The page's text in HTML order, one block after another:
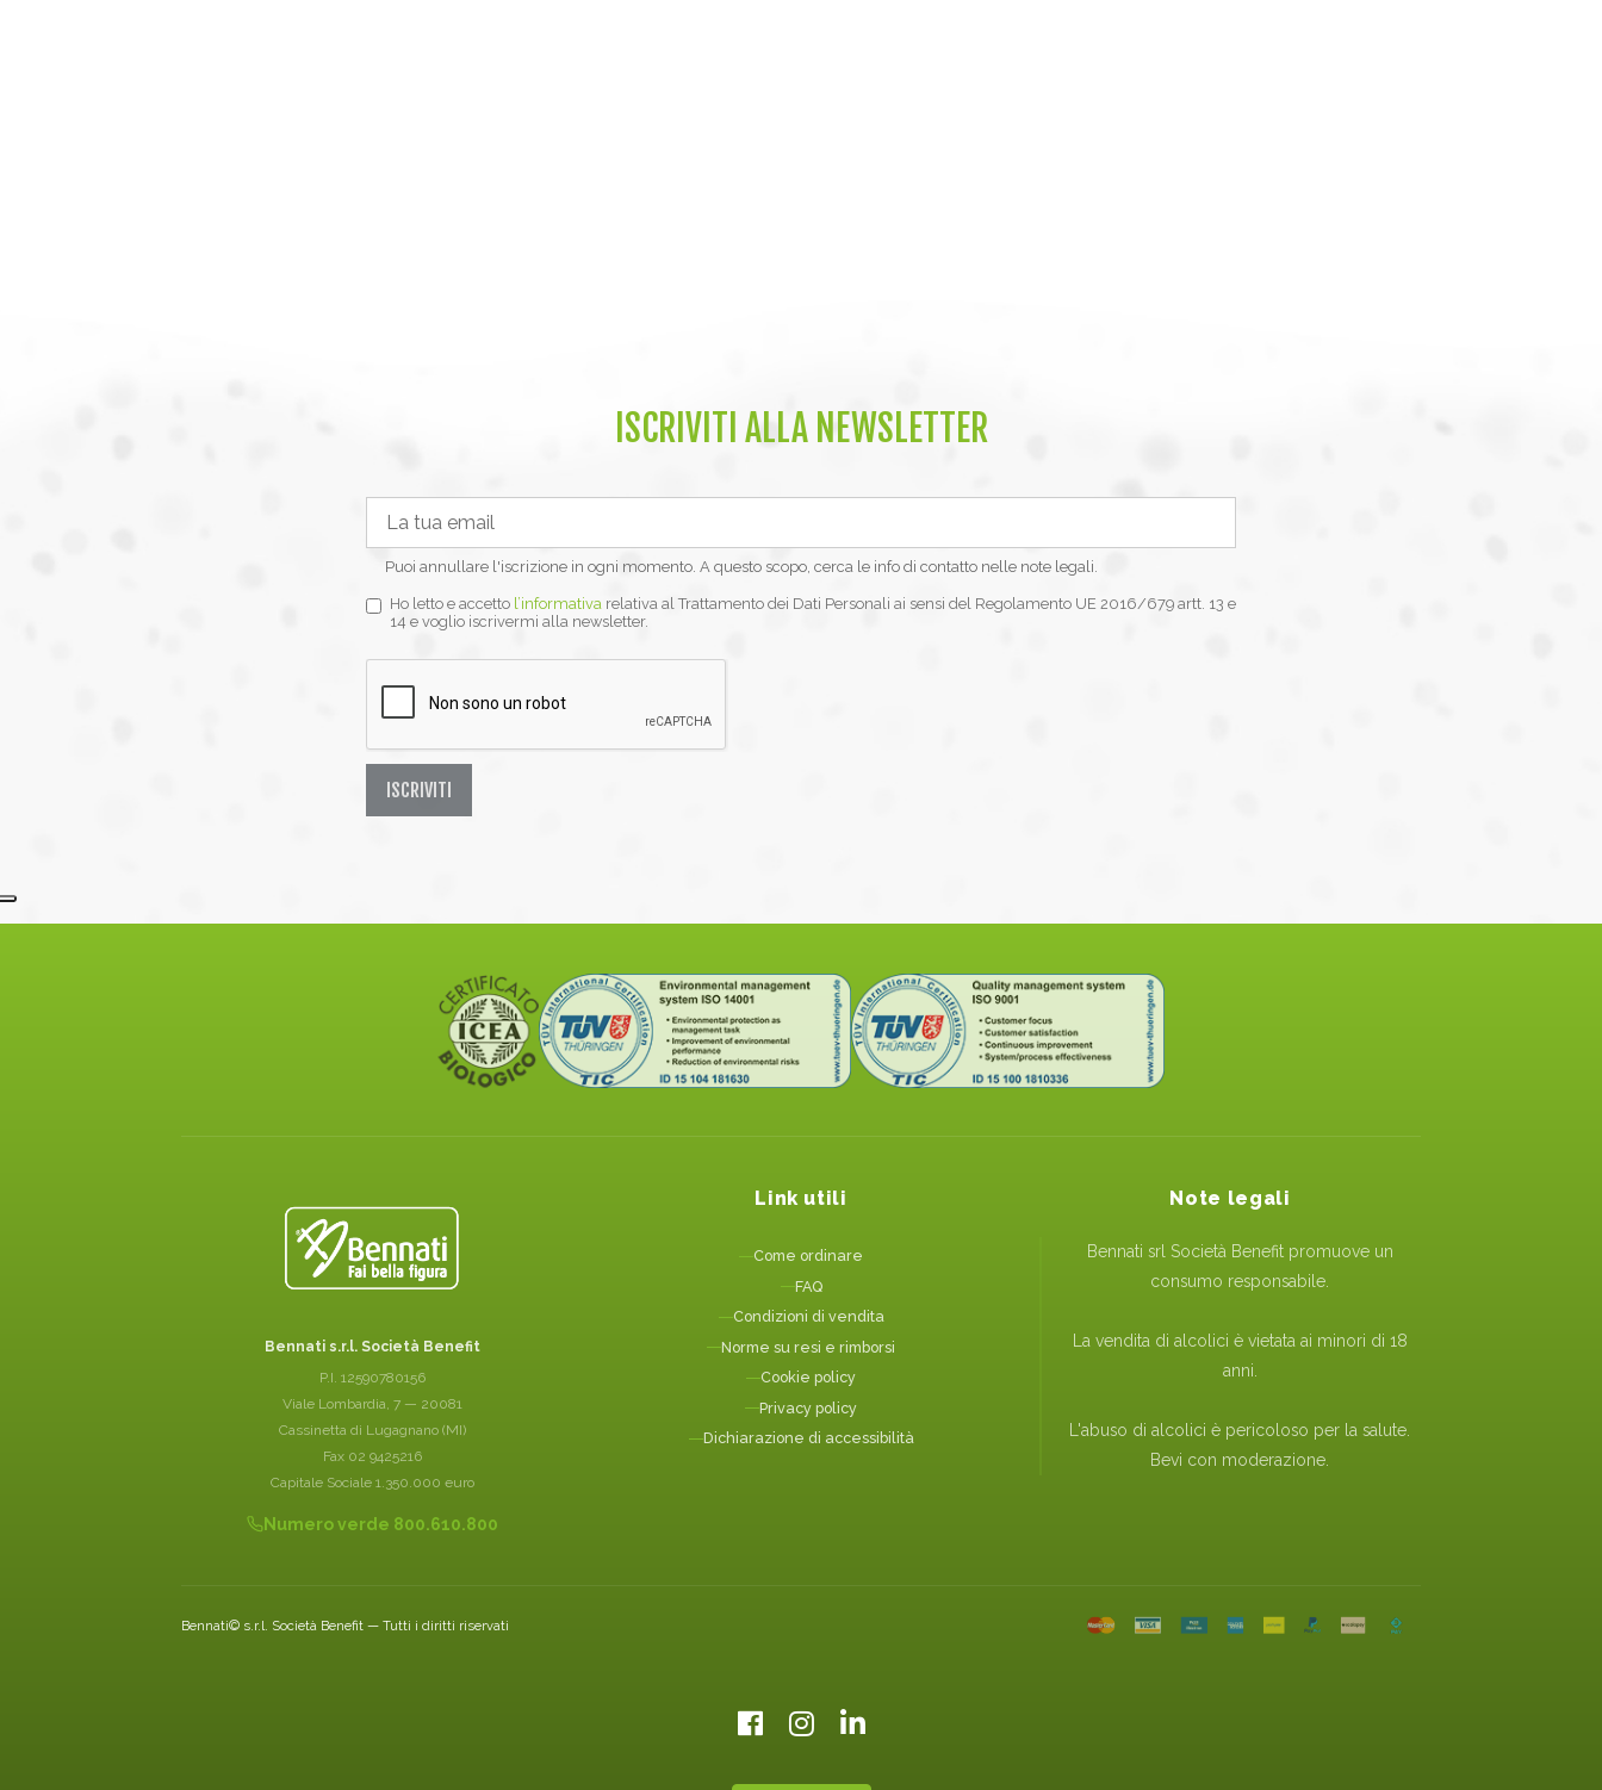
ISCRIVITI ALLA NEWSLETTER
Puoi annullare l'iscrizione in ogni momento. A questo scopo, cerca le info di contatto nelle note legali.
Ho letto e accetto l’informativarelativa al Trattamento dei Dati Personali ai sensi del Regolamento UE 2016/679 artt. 13 e
14 e voglio iscrivermi alla newsletter.
ISCRIVITI
Bennati s.r.l. Società Benefit
P.I. 12590780156
Viale Lombardia, 7 — 20081
Cassinetta di Lugagnano (MI)
Fax 02 9425216
Capitale Sociale 1.350.000 euro
Numero verde 800.610.800
Link utili
Come ordinare
FAQ
Condizioni di vendita
Norme su resi e rimborsi
Cookie policy
Privacy policy
Dichiarazione di accessibilità
Note legali
Bennati srl Società Benefit promuove un
consumo responsabile.
La vendita di alcolici è vietata ai minori di 18
anni.
L'abuso di alcolici è pericoloso per la salute.
Bevi con moderazione.
Bennati© s.r.l. Società Benefit — Tutti i diritti riservati